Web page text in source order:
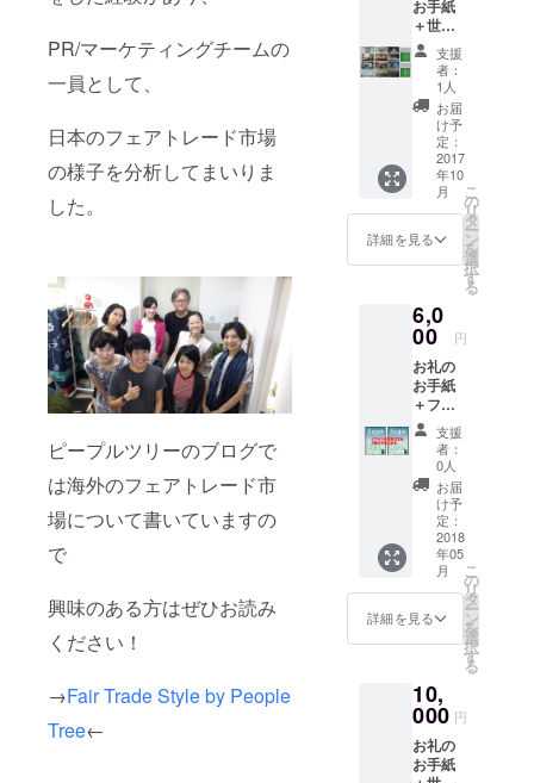
PR/マーケティングチームの
一員として、
日本のフェアトレード市場
の様子を分析してまいりま
した。
ピープルツリーのブログで
は海外のフェアトレード市
場について書いていますの
で
興味のある方はぜひお読み
ください！
→Fair Trade Style by People
Tree←
お手紙
＋世界
の写真
１２枚
セット
＋フェ
アト
レード
コー
ヒー
シュ
ガーｘ
１０
支援
者：
1人
お届
け予
定：
2017
年10
月
詳細を見る
こ
の
リ
タ
ー
ン
を
選
択
す
る
6,0
00 円
お礼の
お手紙
＋フェ
アト
レード
シュ
ガー1kg
２箱
支援
者：
0人
お届
け予
定：
2018
年05
月
詳細を見る
こ
の
リ
タ
ー
ン
を
選
択
す
る
10,
000 円
お礼の
お手紙